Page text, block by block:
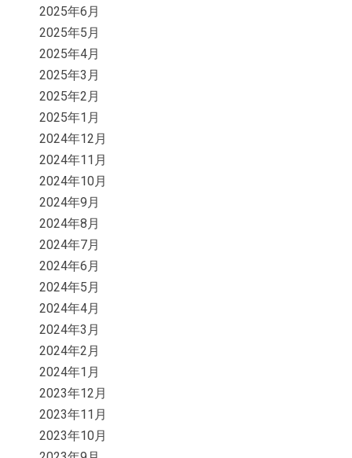
2025年6月
2025年5月
2025年4月
2025年3月
2025年2月
2025年1月
2024年12月
2024年11月
2024年10月
2024年9月
2024年8月
2024年7月
2024年6月
2024年5月
2024年4月
2024年3月
2024年2月
2024年1月
2023年12月
2023年11月
2023年10月